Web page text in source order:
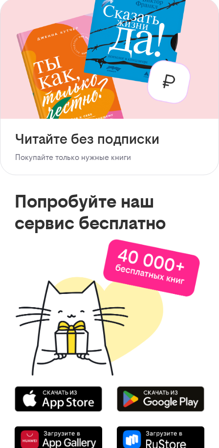
Читайте без подписки
Покупайте только нужные книги
Попробуйте наш
сервис бесплатно